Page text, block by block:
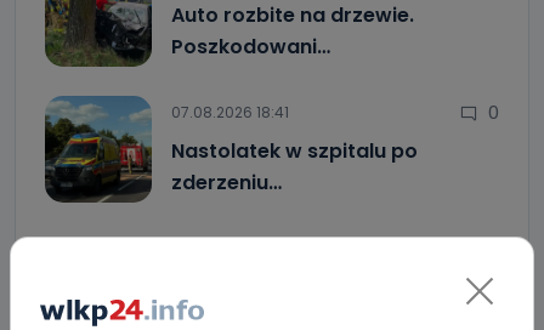
Auto rozbite na drzewie.
Poszkodowani…
07.08.2026 18:41 0
Nastolatek w szpitalu po
zderzeniu…
Uważaj na oszustwo! Przychodzą maile z
Jak wybrać prostownicę do włosów puszących się i